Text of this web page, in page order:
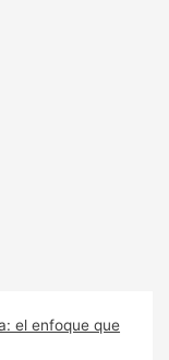
el enfoque que